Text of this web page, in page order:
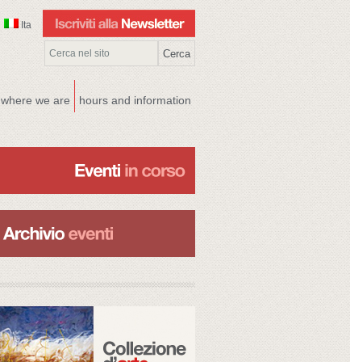
Ita
where we are hours and information